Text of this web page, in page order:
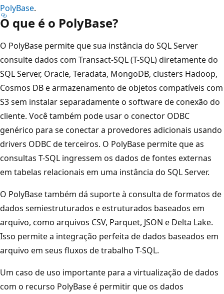
PolyBase.
O que é o PolyBase?
O PolyBase permite que sua instância do SQL Server
consulte dados com Transact-SQL (T-SQL) diretamente do
SQL Server, Oracle, Teradata, MongoDB, clusters Hadoop,
Cosmos DB e armazenamento de objetos compatíveis com
S3 sem instalar separadamente o software de conexão do
cliente. Você também pode usar o conector ODBC
genérico para se conectar a provedores adicionais usando
drivers ODBC de terceiros. O PolyBase permite que as
consultas T-SQL ingressem os dados de fontes externas
em tabelas relacionais em uma instância do SQL Server.
O PolyBase também dá suporte à consulta de formatos de
dados semiestruturados e estruturados baseados em
arquivo, como arquivos CSV, Parquet, JSON e Delta Lake.
Isso permite a integração perfeita de dados baseados em
arquivo em seus fluxos de trabalho T-SQL.
Um caso de uso importante para a virtualização de dados
com o recurso PolyBase é permitir que os dados